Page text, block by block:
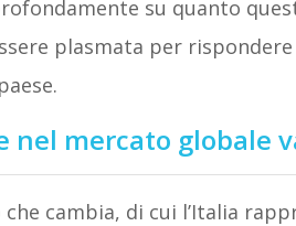
su quanto
plasmata per
nel mercato globale
cambia, di cui l’Italia